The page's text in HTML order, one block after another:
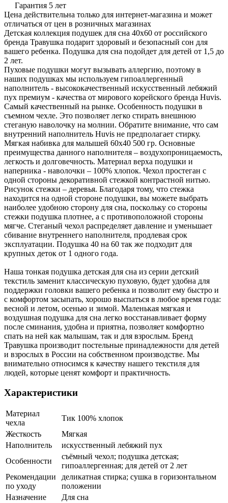
Гарантия 5 лет
Цена действительна только для интернет-магазина и может
отличаться от цен в розничных магазинах
Детская коллекция подушек для сна 40х60 от российского
бренда Травушка подарит здоровый и безопасный сон для
вашего ребенка. Подушка для сна подойдет для детей от 1,5 до
2 лет.
Пуховые подушки могут вызывать аллергию, поэтому в
наших подушках мы используем гипоаллергенный
наполнитель - высококачественный искусственный лебяжий
пух премиум - качества от мирового корейского бренда Huvis.
Самый качественный на рынке. Особенность подушки в
съемном чехле. Это позволяет легко стирать внешнюю
стеганую наволочку на молнии. Обратите внимание, что сам
внутренний наполнитель Huvis не предполагает стирку.
Мягкая набивка для малышей 60х40 500 гр. Основные
преимущества данного наполнителя – воздухопроницаемость,
легкость и долговечность. Материал верха подушки и
наперника - наволочки – 100% хлопок. Чехол простеган с
одной стороны декоративной стежкой контрастной нитью.
Рисунок стежки – деревья. Благодаря тому, что стежка
находится на одной стороне подушки, вы можете выбрать
наиболее удобною сторону для сна, поскольку со стороны
стежки подушка плотнее, а с противоположной стороны
мягче. Стеганый чехол распределяет давление и уменьшает
сбивание внутреннего наполнителя, продлевая срок
эксплуатации. Подушка 40 на 60 так же подходит для
крупных деток от 1 одного года.
Наша тонкая подушка детская для сна из серии детский
текстиль заменит классическую пуховую, будет удобна для
поддержки головки вашего ребенка и позволит ему быстро и
с комфортом засыпать, хорошо выспаться в любое время года:
весной и летом, осенью и зимой. Маленькая мягкая и
воздушная подушка для сна легко восстанавливает форму
после сминания, удобна и приятна, позволяет комфортно
спать на ней как малышам, так и для взрослым. Бренд
Травушка производит постельные принадлежности для детей
и взрослых в России на собственном производстве. Мы
внимательно относимся к качеству нашего текстиля для
людей, которые ценят комфорт и практичность.
Характеристики
Материал
чехла
Тик 100% хлопок
Жесткость
Мягкая
Наполнитель
искусственный лебяжий пух
Особенности
съёмный чехол; подушка детская;
гипоаллергенная; для детей от 2 лет
Рекомендации
по уходу
деликатная стирка; сушка в горизонтальном
положении
Назначение
Для сна